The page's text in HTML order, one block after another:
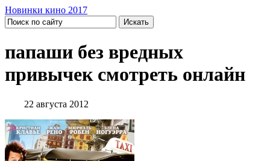
Новинки кино 2017
папаши без вредных
привычек смотреть онлайн
22 августа 2012